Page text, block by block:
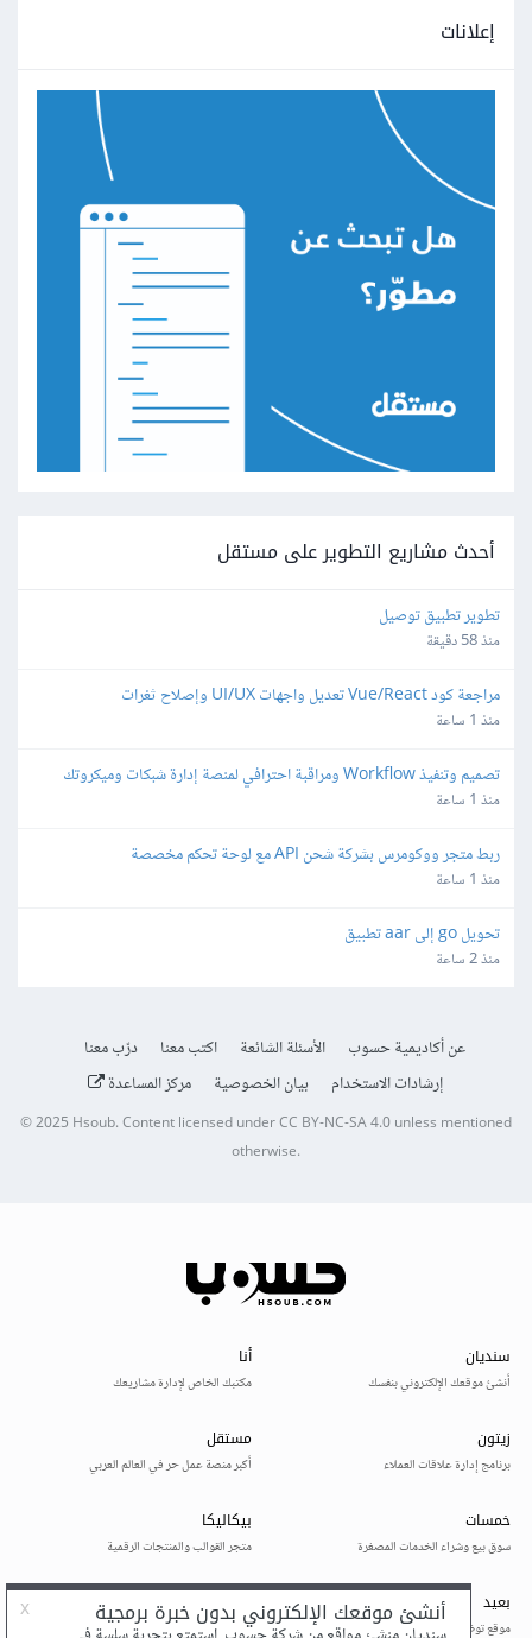
إعلانات
أحدث مشاريع التطوير على مستقل
تطوير تطبيق توصيل
منذ 58 دقيقة
مراجعة كود Vue/React تعديل واجهات UI/UX وإصلاح ثغرات
منذ 1 ساعة
مبنية على Laravel/Radius
منذ 1 ساعة
ربط متجر ووكومرس بشركة شحن API مع لوحة تحكم مخصصة
منذ 1 ساعة
تحويل go إلى aar تطبيق
منذ 2 ساعة
عن أكاديمية حسوب الأسئلة الشائعة اكتب معنا
درّب معنا
إرشادات الاستخدام
بيان الخصوصية مركز المساعدة
© 2025 Hsoub.Content licensed underCC BY-NC-SA 4.0unless mentioned
otherwise.